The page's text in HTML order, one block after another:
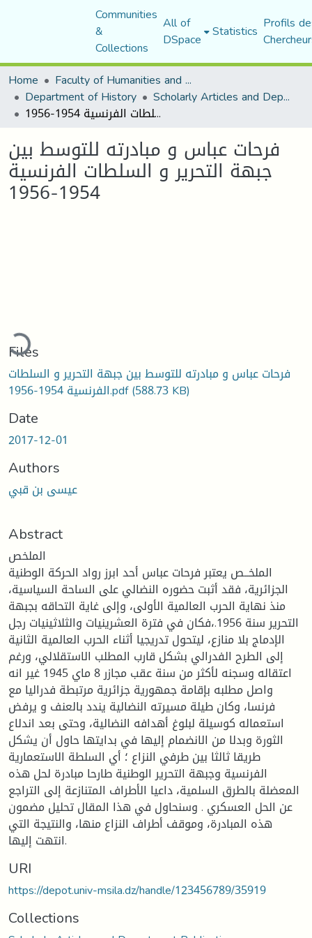
Communities
&
Collections
All of
DSpace Statistics Profils
Home
Faculty of Humanities and Social Sciences
Department of History Scholarly Articles and Department Publications
فرحات عباس و مبادرته للتوسط بين جبهة التحرير و السلطات الفرنسية 1954-1956
فرحات عباس و مبادرته للتوسط بين
جبهة التحرير و السلطات الفرنسية
1954-1956
Files
فرحات عباس و مبادرته للتوسط بين جبهة التحرير و السلطات
الفرنسية 1954-1956.pdf(588.73 KB)
Date
2017-12-01
Authors
عيسى بن قبي
Abstract
الملخص
الملخــص يعتبر فرحات عباس أحد ابرز رواد الحركة الوطنية
الجزائرية، فقد أثبت حضوره النضالي على الساحة السياسية،
منذ نهاية الحرب العالمية الأولى، وإلى غاية التحاقه بجبهة
التحرير سنة 1956.،فكان في فترة العشرينيات والثلاثينيات رجل
الإدماج بلا منازع، ليتحول تدريجيا أثناء الحرب العالمية الثانية
إلى الطرح الفدرالي بشكل قارب المطلب الاستقلالي، ورغم
اعتقاله وسجنه لأكثر من سنة عقب مجازر 8 ماي 1945 غير انه
واصل مطلبه بإقامة جمهورية جزائرية مرتبطة فدراليا مع
فرنسا، وكان طيلة مسيرته النضالية يندد بالعنف و يرفض
استعماله كوسيلة لبلوغ أهدافه النضالية، وحتى بعد اندلاع
الثورة وبدلا من الانضمام إليها في بدايتها حاول أن يشكل
طريقا ثالثا بين طرفي النزاع ؛ أي السلطة الاستعمارية
الفرنسية وجبهة التحرير الوطنية طارحا مبادرة لحل هذه
المعضلة بالطرق السلمية، داعيا الأطراف المتنازعة إلى التراجع
عن الحل العسكري . وسنحاول في هذا المقال تحليل مضمون
هذه المبادرة، وموقف أطراف النزاع منها، والنتيجة التي
انتهت إليها.
URI
https://depot.univ-msila.dz/handle/123456789/35919
Collections